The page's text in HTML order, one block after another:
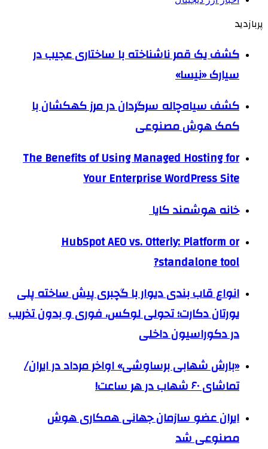
پربازدید
کشف یک قمر ناشناخته با ساختاری عجیب در
سیارک «نیسا»
کشف سیاه‌چاله سرگردان در مرز کهکشان با
کمک هوش مصنوعی
The Benefits of Using Managed Hosting for
Your Enterprise WordPress Site
خانه هوشمند کایا
HubSpot AEO vs. Otterly: Platform or
standalone tool?
انواع قاب بندی دیوار با گچبری پیش ساخته پلی
یورتان دکارت؛ تحولی لوکس، فوری و بدون تخریب
در دکوراسیون داخلی
«بارش شهابی برساوشی» اواخر مرداد در ایران/
تماشای ۶۰ شهاب در هر ساعت!
ایران عضو سازمان جهانی همکاری هوش
مصنوعی شد